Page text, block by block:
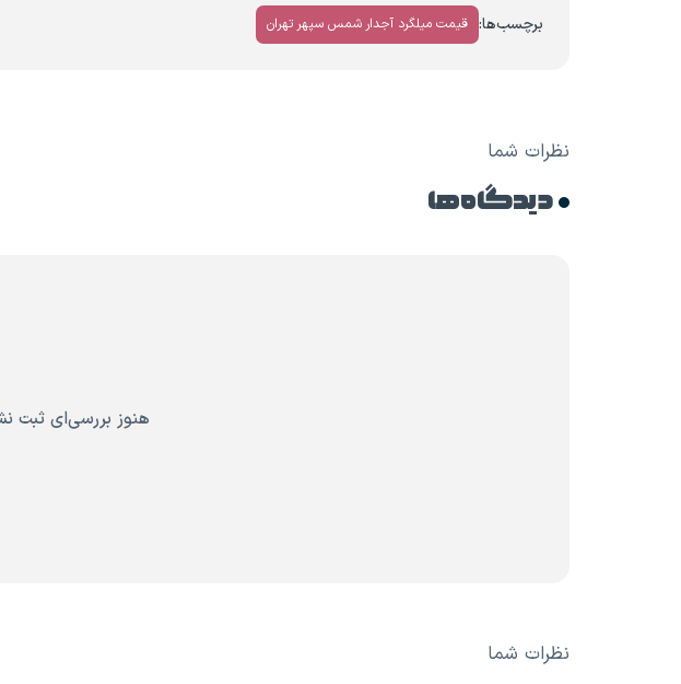
برچسب‌ها: قیمت میلگرد آجدار شمس سپهر تهران
نظرات شما
دیدگاه ها
هنوز بررسی‌ای ثبت
نظرات شما